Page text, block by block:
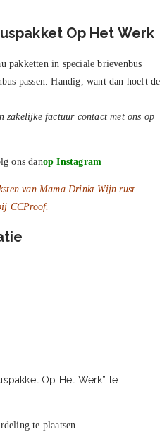
Op Het Werk
pakketten in speciale brievenbus
passen. Handig, want dan hoeft de
zakelijke factuur contact met ons op
ons danop Instagram
van Mama Drinkt Wijn rust
CCProof.
Op Het Werk” te
te plaatsen.